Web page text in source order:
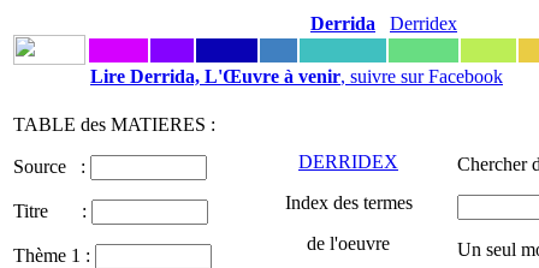
Derrida Derridex
Lire Derrida, L'Œuvre à venir, suivre sur Facebook
TABLE des MATIERES :
Source :
Titre :
Thème 1 :
DERRIDEX
Index des termes
de l'oeuvre
Chercher
Un seul